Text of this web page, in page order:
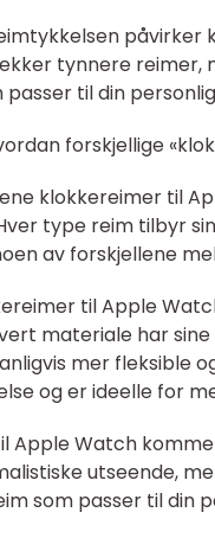
tynnere reimer,
passer til din
forskjellige
klokkereimer til
type reim tilbyr
av forskjellene
til Apple
materiale har
mer fleksible
og er ideelle for
Apple Watch
utseende,
som passer til din